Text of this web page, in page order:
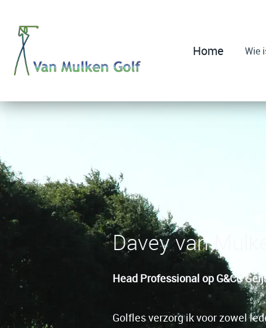
Home Wie
Home
Wie is Davey?
Links
Davey van
Head Professional op G&CC
Golfles verzorg ik voor zowel